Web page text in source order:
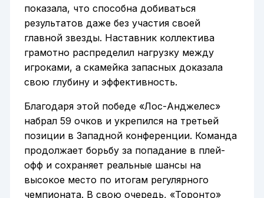
показала, что способна добиваться
результатов даже без участия своей
главной звезды. Наставник коллектива
грамотно распределил нагрузку между
игроками, а скамейка запасных доказала
свою глубину и эффективность.
Благодаря этой победе «Лос-Анджелес»
набрал 59 очков и укрепился на третьей
позиции в Западной конференции. Команда
продолжает борьбу за попадание в плей-
офф и сохраняет реальные шансы на
высокое место по итогам регулярного
чемпионата. В свою очередь, «Торонто»